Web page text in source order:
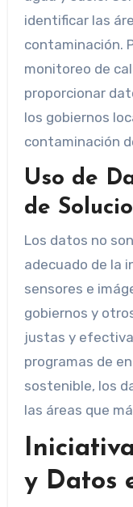
identificar las
contaminación.
monitoreo de
proporcionar
los gobiernos
contaminación
Uso de
de
Los datos no
adecuado de la
sensores e
gobiernos y
justas y
programas de
sostenible, los
las áreas que
y Datos